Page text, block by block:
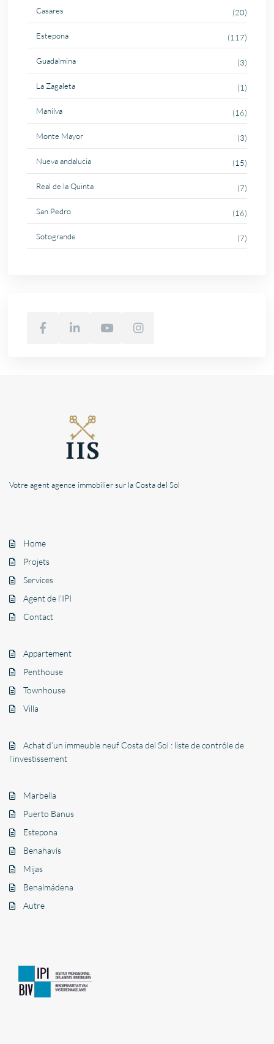
Casares (20)
Estepona (117)
Guadalmina (3)
La Zagaleta (1)
Manilva (16)
Monte Mayor (3)
Nueva andalucia (15)
Real de la Quinta (7)
San Pedro (16)
Sotogrande (7)
Votre agent agence immobilier sur la Costa del Sol
Home
Projets
Services
Agent de l’IPI
Contact
Appartement
Penthouse
Townhouse
Villa
Achat d’un immeuble neuf Costa del Sol : liste de contrôle de
l’investissement
Marbella
Puerto Banus
Estepona
Benahavís
Mijas
Benalmádena
Autre